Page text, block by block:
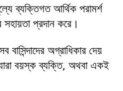
ব্যক্তিগত আর্থিক পরামর্শ
প্রদান করে।
অগ্রাধিকার দেয়
বয়স্ক ব্যক্তি, অথবা একই